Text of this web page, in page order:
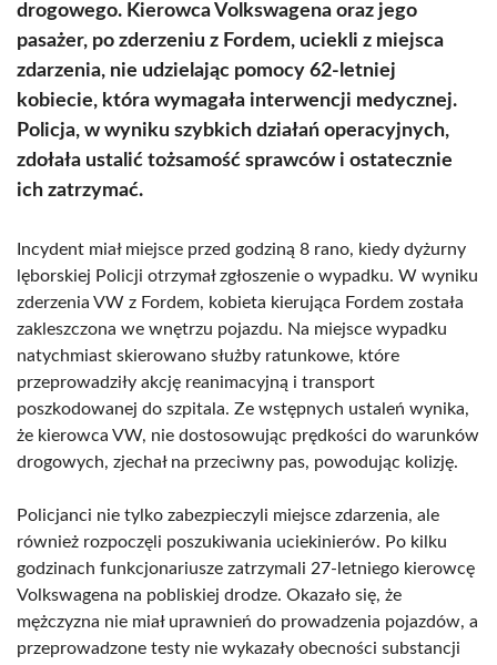
drogowego. Kierowca Volkswagena oraz jego
pasażer, po zderzeniu z Fordem, uciekli z miejsca
zdarzenia, nie udzielając pomocy 62-letniej
kobiecie, która wymagała interwencji medycznej.
Policja, w wyniku szybkich działań operacyjnych,
zdołała ustalić tożsamość sprawców i ostatecznie
ich zatrzymać.
Incydent miał miejsce przed godziną 8 rano, kiedy dyżurny
lęborskiej Policji otrzymał zgłoszenie o wypadku. W wyniku
zderzenia VW z Fordem, kobieta kierująca Fordem została
zakleszczona we wnętrzu pojazdu. Na miejsce wypadku
natychmiast skierowano służby ratunkowe, które
przeprowadziły akcję reanimacyjną i transport
poszkodowanej do szpitala. Ze wstępnych ustaleń wynika,
że kierowca VW, nie dostosowując prędkości do warunków
drogowych, zjechał na przeciwny pas, powodując kolizję.
Policjanci nie tylko zabezpieczyli miejsce zdarzenia, ale
również rozpoczęli poszukiwania uciekinierów. Po kilku
godzinach funkcjonariusze zatrzymali 27-letniego kierowcę
Volkswagena na pobliskiej drodze. Okazało się, że
mężczyzna nie miał uprawnień do prowadzenia pojazdów, a
przeprowadzone testy nie wykazały obecności substancji